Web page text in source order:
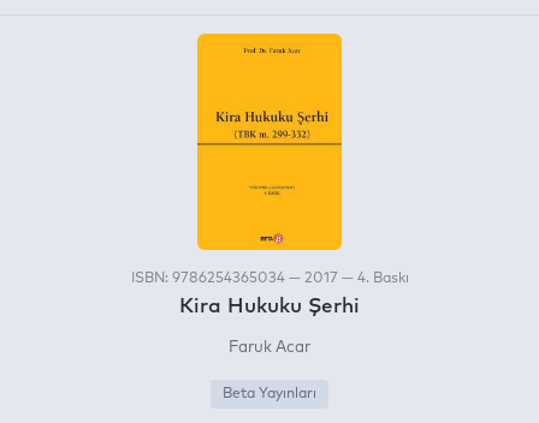
ISBN: 9786254365034 — 2017 — 4. Baskı
Kira Hukuku Şerhi
Faruk Acar
Beta Yayınları